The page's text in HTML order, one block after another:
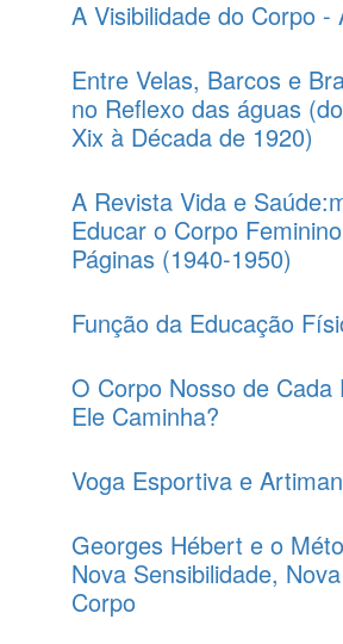
A Visibilidade do Corpo -
Entre Velas, Barcos e
no Reflexo das águas
Xix à Década de 1920)
A Revista Vida e
Educar o Corpo
Páginas (1940-1950)
Função da Educação
O Corpo Nosso de Cada
Ele Caminha?
Voga Esportiva e
Georges Hébert e o
Nova Sensibilidade,
Corpo